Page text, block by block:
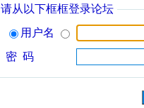
请从以下框框登录论坛
用户名
密 码